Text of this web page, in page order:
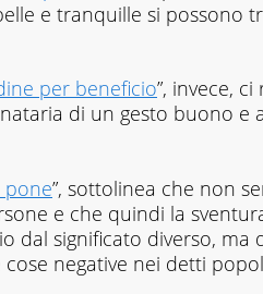
e tranquille si possono
per beneficio”, invece,
di un gesto buono e
pone”, sottolinea che non
e che quindi la
dal significato diverso, ma
negative nei detti